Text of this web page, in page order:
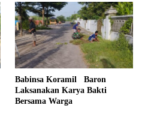
Babinsa Koramil Baron
Laksanakan Karya Bakti
Bersama Warga